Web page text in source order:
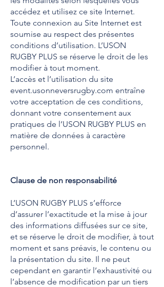
accédez et utilisez ce site Internet.
Toute connexion au Site Internet est
soumise au respect des présentes
conditions d’utilisation. L’USON
RUGBY PLUS se réserve le droit de les
modifier à tout moment.
L’accès et l’utilisation du site
event.usonneversrugby.com entraîne
votre acceptation de ces conditions,
donnant votre consentement aux
pratiques de l’USON RUGBY PLUS en
matière de données à caractère
personnel.
Clause de non responsabilité
L’USON RUGBY PLUS s’efforce
d’assurer l’exactitude et la mise à jour
des informations diffusées sur ce site,
et se réserve le droit de modifier, à tout
moment et sans préavis, le contenu ou
la présentation du site. Il ne peut
cependant en garantir l’exhaustivité ou
l’absence de modification par un tiers